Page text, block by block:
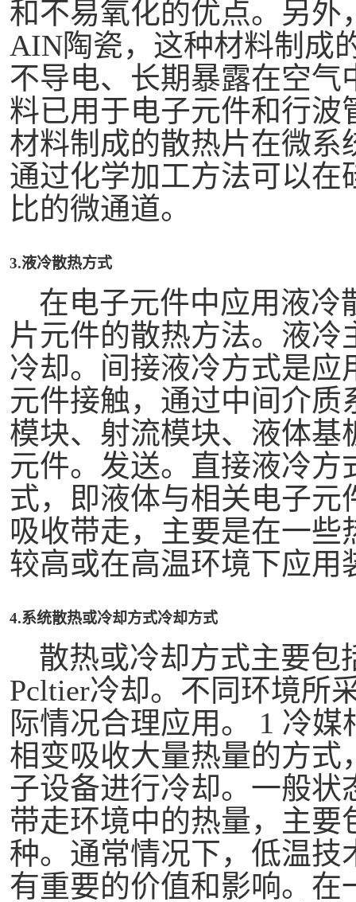
和不易氧化的优点。另外
AIN陶瓷，这种材料制成
不导电、长期暴露在空
料已用于电子元件和行
材料制成的散热片在微
通过化学加工方法可以
比的微通道。
3.液冷散热方式
在电子元件中应用液冷
片元件的散热方法。液
冷却。间接液冷方式是
元件接触，通过中间介
模块、射流模块、液体
元件。发送。直接液冷
式，即液体与相关电子
吸收带走，主要是在一
较高或在高温环境下应用
4.系统散热或冷却方式冷却方式
散热或冷却方式主要包
Pcltier冷却。不同环境所
际情况合理应用。 1 冷
相变吸收大量热量的方
子设备进行冷却。一般
带走环境中的热量，主
种。通常情况下，低温
有重要的价值和影响。